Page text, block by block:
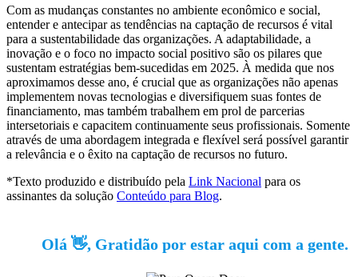
Com as mudanças constantes no ambiente econômico e social,
entender e antecipar as tendências na captação de recursos é vital
para a sustentabilidade das organizações. A adaptabilidade, a
inovação e o foco no impacto social positivo são os pilares que
sustentam estratégias bem-sucedidas em 2025. À medida que nos
aproximamos desse ano, é crucial que as organizações não apenas
implementem novas tecnologias e diversifiquem suas fontes de
financiamento, mas também trabalhem em prol de parcerias
intersetoriais e capacitem continuamente seus profissionais. Somente
através de uma abordagem integrada e flexível será possível garantir
a relevância e o êxito na captação de recursos no futuro.
*Texto produzido e distribuído pela Link Nacional para os
assinantes da solução Conteúdo para Blog.
Olá 👋, Gratidão por estar aqui com a gente.